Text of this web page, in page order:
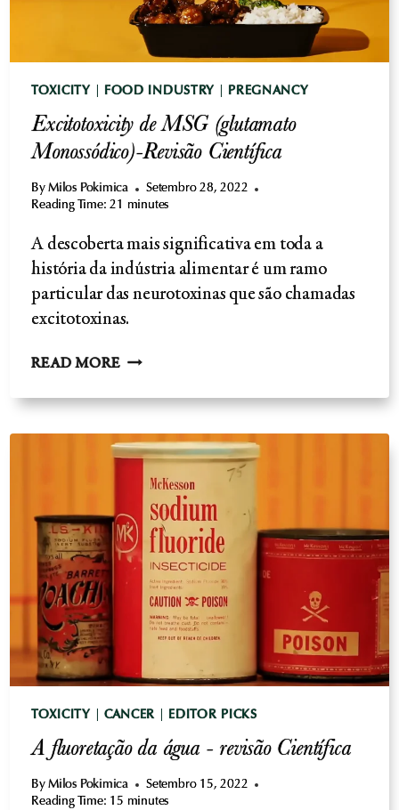
TOXICITY FOOD INDUSTRY PREGNANCY
Excitotoxicity de MSG (glutamato
Monossódico)-Revisão Científica
By Milos Pokimica
Setembro 28, 2022
Reading Time: 21 minutes
A descoberta mais significativa em toda a
história da indústria alimentar é um ramo
particular das neurotoxinas que são chamadas
excitotoxinas.
READ MOREEXCITOTOXICITY
MSG
MONOSSÓDICO)-
REVISÃO
CIENTÍFICA
TOXICITY CANCER EDITOR PICKS
A fluoretação da água - revisão Científica
By Milos Pokimica
Setembro 15, 2022
Reading Time: 15 minutes